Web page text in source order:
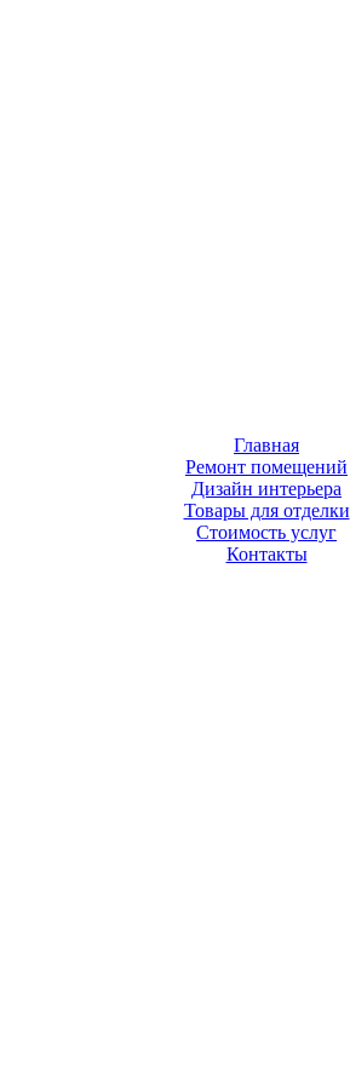
Главная
Ремонт помещений
Дизайн интерьера
Товары для отделки
Стоимость услуг
Контакты